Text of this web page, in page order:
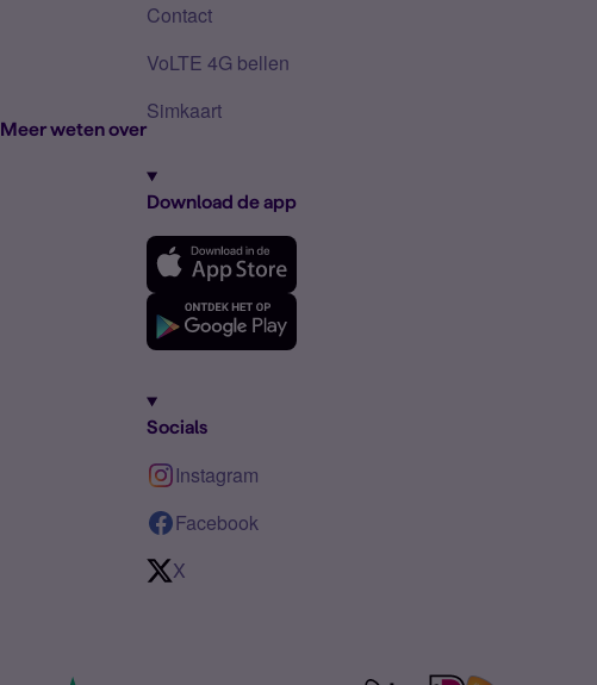
Meer weten over
Contact
VoLTE 4G bellen
Simkaart
Download de app
Socials
Instagram
Facebook
X